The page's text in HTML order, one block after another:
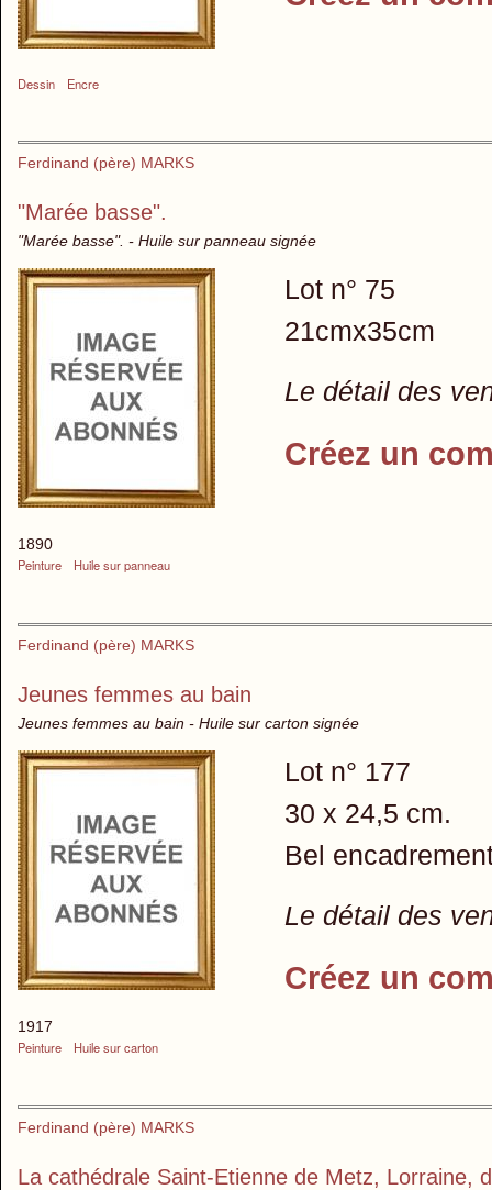
Dessin Encre
Ferdinand (père) MARKS
"Marée basse".
"Marée basse". - Huile sur panneau signée
1890
Peinture
Huile sur panneau
Lot n° 75
21cmx35cm
Le détail des
Créez un
Ferdinand (père) MARKS
Jeunes femmes au bain
Jeunes femmes au bain - Huile sur carton signée
1917
Peinture
Huile sur carton
Lot n° 177
30 x 24,5 cm.
Bel
Le détail des
Créez un
Ferdinand (père) MARKS
La cathédrale Saint-Etienne de Metz, Lorraine,